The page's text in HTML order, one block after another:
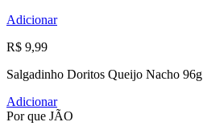
Adicionar
R$ 9,99
Salgadinho Doritos Queijo Nacho 96g
Adicionar
Por que JÃO